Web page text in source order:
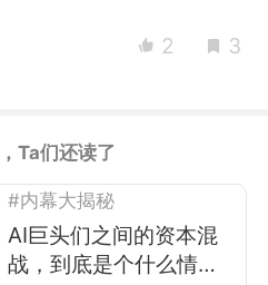
2 3
Ta们还读了
#内幕大揭秘
AI巨头们之间的资本混
战，到底是个什么情